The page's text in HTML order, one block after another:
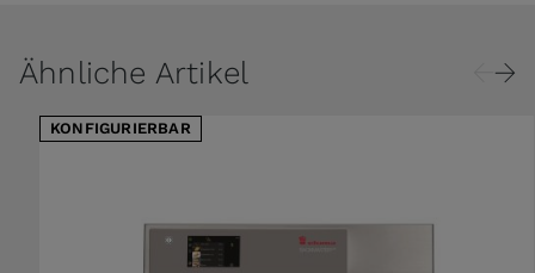
Ähnliche Artikel
KONFIGURIERBAR